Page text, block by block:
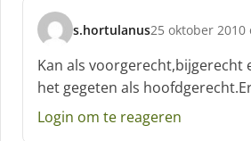
s.hortulanus
s
c
h
r
e
25 oktober 2010
Kan als voorgerecht,bijgerecht
het gegeten als
Login om te reageren